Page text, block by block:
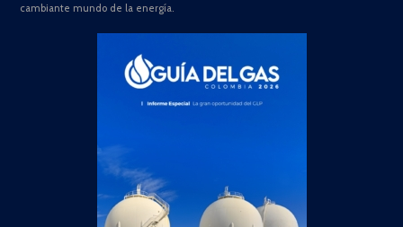
cambiante mundo de la energía.